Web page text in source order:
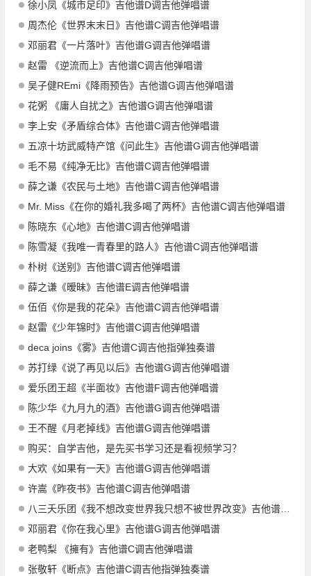
徐小凤《城市足印》吉他谱D调吉他弹唱谱
周杰伦《世界末末日》吉他谱C调吉他弹唱谱
邓丽君《一片落叶》吉他谱G调吉他弹唱谱
赵雷 《逆流而上》吉他谱C调吉他弹唱谱
吴子健REmi《降雨预告》吉他谱G调吉他弹唱谱
花粥 《庸人自扰之》吉他谱G调吉他弹唱谱
李上安《矛盾综合体》吉他谱C调吉他弹唱谱
五凉十坊武威特产馆《问此生》吉他谱G调吉他弹唱谱
毛不易《纯净无比》吉他谱C调吉他弹唱谱
薛之谦《农民与土地》吉他谱C调吉他弹唱谱
Mr. Miss《在你的婚礼我多喝了两杯》吉他谱C调吉他弹唱谱
陈晓东《心地》吉他谱C调吉他弹唱谱
陈雪凝《我唯一青春里的路人》吉他谱C调吉他弹唱谱
朴树《送别》吉他谱C调吉他弹唱谱
薛之谦《暧昧》吉他谱E调吉他弹唱谱
伍佰《你是我的花朵》吉他谱C调吉他弹唱谱
赵雷《少年锦时》吉他谱C调吉他弹唱谱
deca joins《雾》吉他谱C调吉他指弹独奏谱
苏打绿《说了再见以后》吉他谱G调吉他弹唱谱
爱乐团王超《半面妆》吉他谱F调吉他弹唱谱
陈少华《九月九的酒》吉他谱G调吉他弹唱谱
王不醒《月老掉线》吉他谱G调吉他弹唱谱
购买：自学吉他，是先买书学习还是看视频学习？
大欢《如果有一天》吉他谱G调吉他弹唱谱
许嵩《昨夜书》吉他谱C调吉他弹唱谱
八三夭乐团《我不想改变世界我只想不被世界改变》吉他谱G调吉他弹唱谱
邓丽君《你在我心里》吉他谱G调吉他弹唱谱
老鸭梨 《擁有》吉他谱C调吉他弹唱谱
张敬轩《断点》吉他谱C调吉他指弹独奏谱